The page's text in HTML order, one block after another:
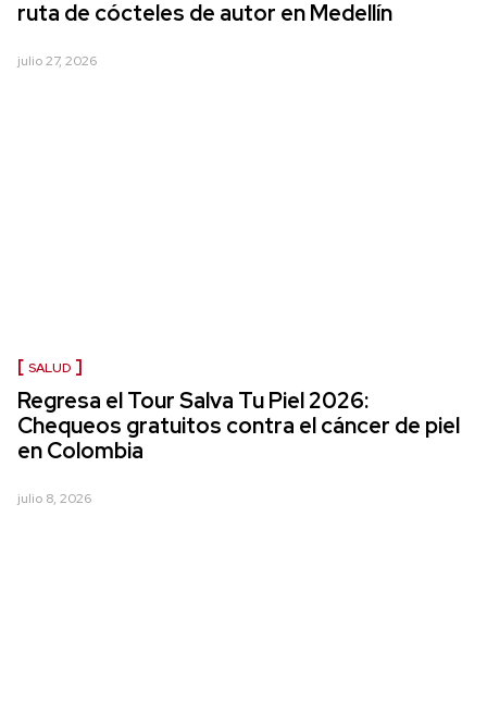
ruta de cócteles de autor en Medellín
julio 27, 2026
SALUD
Regresa el Tour Salva Tu Piel 2026:
Chequeos gratuitos contra el cáncer de piel
en Colombia
julio 8, 2026